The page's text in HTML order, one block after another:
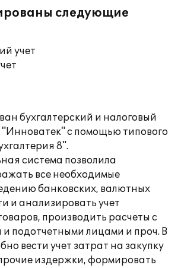
следующие
учет
бухгалтерский и налоговый
с помощью типового
8".
система позволила
все необходимые
банковских, валютных
и анализировать учет
производить расчеты с
подотчетными лицами и проч. В
вести учет затрат на закупку
издержки, формировать